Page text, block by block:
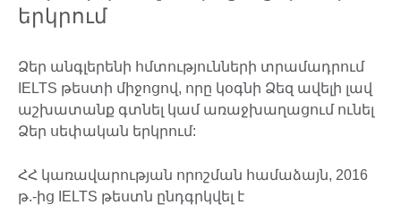
երկրում
Ձեր անգլերենի հմտությունների տրամադրում
IELTS թեստի միջոցով, որը կօգնի Ձեզ ավելի լավ
աշխատանք գտնել կամ առաջխաղացում ունել
Ձեր սեփական երկրում:
ՀՀ կառավարության որոշման համաձայն, 2016
թ.-ից IELTS թեստն ընդգրկվել է